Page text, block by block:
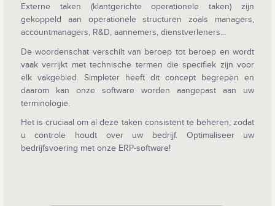
Externe taken (klantgerichte operationele taken) zijn
gekoppeld aan operationele structuren zoals managers,
accountmanagers, R&D, aannemers, dienstverleners...
De woordenschat verschilt van beroep tot beroep en wordt
vaak verrijkt met technische termen die specifiek zijn voor
elk vakgebied. Simpleter heeft dit concept begrepen en
daarom kan onze software worden aangepast aan uw
terminologie.
Het is cruciaal om al deze taken consistent te beheren, zodat
u controle houdt over uw bedrijf. Optimaliseer uw
bedrijfsvoering met onze ERP-software!